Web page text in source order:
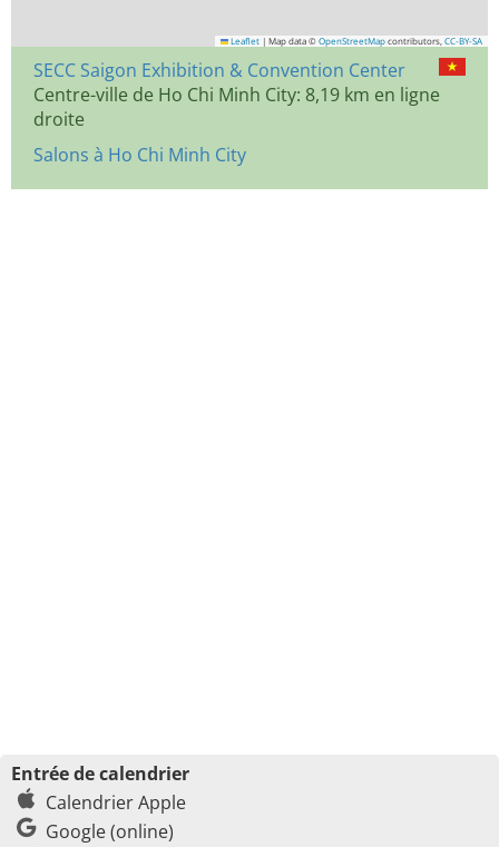
Leaflet | Map data © OpenStreetMap contributors, CC-BY-SA
SECC Saigon Exhibition & Convention Center
Centre-ville de Ho Chi Minh City: 8,19 km en ligne
droite
Salons à Ho Chi Minh City
Entrée de calendrier
Calendrier Apple
Google (online)